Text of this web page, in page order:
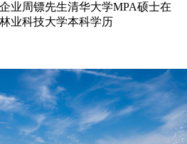
业周镖先生清华大学MPA硕士在
业科技大学本科学历